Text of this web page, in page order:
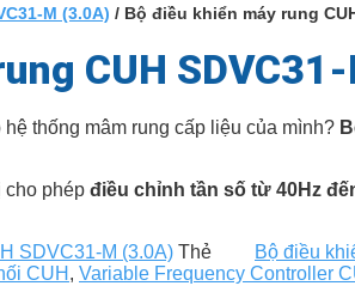
M (3.0A) / Bộ điều khiển máy rung
CUH
thống mâm rung cấp liệu của mình?
cho phép điều chỉnh tần số từ 40Hz
SDVC31-M (3.0A) Thẻ Bộ điều
CUH , Variable Frequency Controller